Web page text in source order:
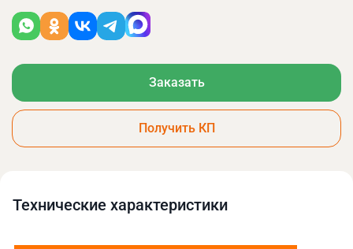
Заказать
Получить КП
Технические xарактеристики